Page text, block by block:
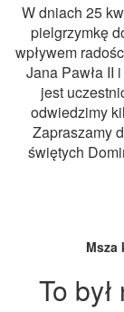
W dniach 25
pielgrzymkę
wpływem
Jana Pawła II
jest
odwiedzimy
Zapraszamy
świętych
Msza
To